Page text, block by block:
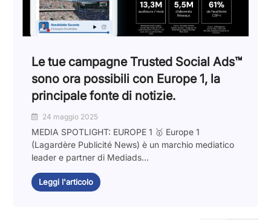
Le tue campagne Trusted Social Ads™️
sono ora possibili con Europe 1, la
principale fonte di notizie.
24 maggio 2025
MEDIA SPOTLIGHT: EUROPE 1 🥇 Europe 1
(Lagardère Publicité News) è un marchio mediatico
leader e partner di Mediads...
Leggi l'articolo